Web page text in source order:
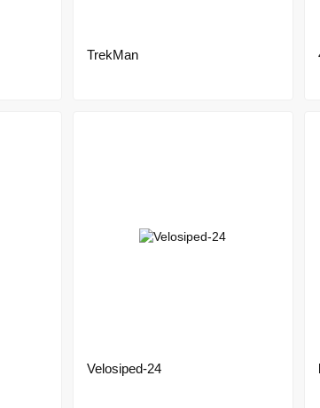
TrekMan
Velosiped-24